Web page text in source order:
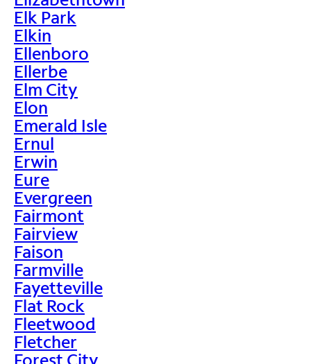
Elk Park
Elkin
Ellenboro
Ellerbe
Elm City
Elon
Emerald Isle
Ernul
Erwin
Eure
Evergreen
Fairmont
Fairview
Faison
Farmville
Fayetteville
Flat Rock
Fleetwood
Fletcher
Forest City